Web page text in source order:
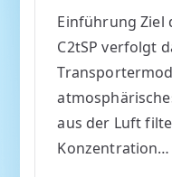
Einführung Ziel
C2tSP verfolgt
aus der Luft
Konzentration…